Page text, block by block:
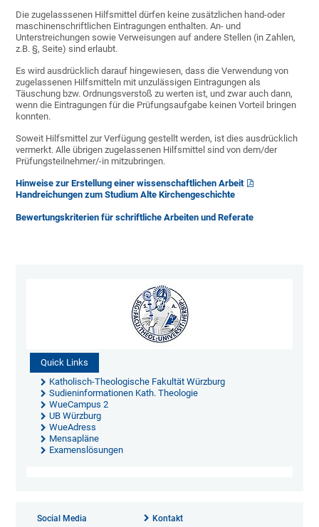
Die zugelasssenen Hilfsmittel dürfen keine zusätzlichen hand-oder
maschinenschriftlichen Eintragungen enthalten. An- und
Unterstreichungen sowie Verweisungen auf andere Stellen (in Zahlen,
z.B. §, Seite) sind erlaubt.
Es wird ausdrücklich darauf hingewiesen, dass die Verwendung von
zugelassenen Hilfsmitteln mit unzulässigen Eintragungen als
Täuschung bzw. Ordnungsverstoß zu werten ist, und zwar auch dann,
wenn die Eintragungen für die Prüfungsaufgabe keinen Vorteil bringen
konnten.
Soweit Hilfsmittel zur Verfügung gestellt werden, ist dies ausdrücklich
vermerkt. Alle übrigen zugelassenen Hilfsmittel sind von dem/der
Prüfungsteilnehmer/-in mitzubringen.
Hinweise zur Erstellung einer wissenschaftlichen Arbeit
Handreichungen zum Studium Alte Kirchengeschichte
Bewertungskriterien für schriftliche Arbeiten und Referate
Quick Links
Katholisch-Theologische Fakultät Würzburg
Sudieninformationen Kath. Theologie
WueCampus 2
UB Würzburg
WueAdress
Mensapläne
Examenslösungen
Social Media Kontakt